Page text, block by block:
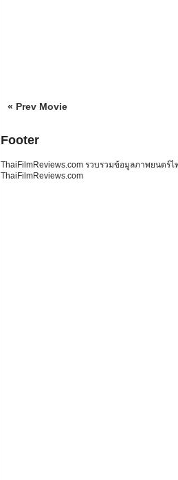
« Prev Movie
Footer
ThaiFilmReviews.com รวบรวมข้อมูลภาพยนตร์
ThaiFilmReviews.com